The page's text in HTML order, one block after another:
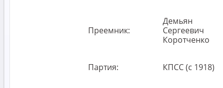
Преемник:
Демьян
Сергеевич
Коротченко
Партия: КПСС (с 1918)